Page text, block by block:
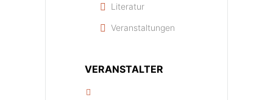
Literatur
Veranstaltungen
VERANSTALTER